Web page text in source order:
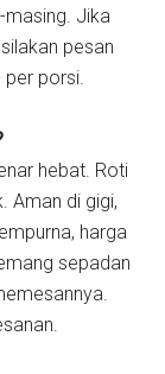
masing. Jika
pesan
per porsi.
hebat. Roti
Aman di gigi,
harga
sepadan